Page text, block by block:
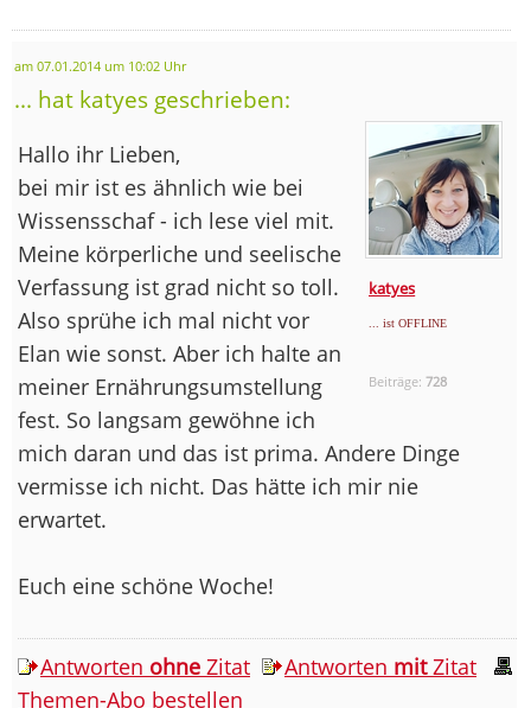
am 07.01.2014 um 10:02 Uhr
... hat katyes geschrieben:
katyes
... ist OFFLINE
Beiträge:728
Hallo ihr Lieben,
bei mir ist es ähnlich wie bei
Wissensschaf - ich lese viel mit.
Meine körperliche und seelische
Verfassung ist grad nicht so toll.
Also sprühe ich mal nicht vor
Elan wie sonst. Aber ich halte an
meiner Ernährungsumstellung
fest. So langsam gewöhne ich
mich daran und das ist prima. Andere Dinge
vermisse ich nicht. Das hätte ich mir nie
erwartet.
Euch eine schöne Woche!
Antworten ohne Zitat Antworten mitZitat
Themen-Abo bestellen